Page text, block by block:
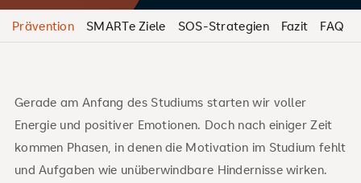
Prävention SMARTe Ziele SOS-Strategien Fazit FAQ
Gerade am Anfang des Studiums starten wir voller
Energie und positiver Emotionen. Doch nach einiger Zeit
kommen Phasen, in denen die Motivation im Studium fehlt
und Aufgaben wie unüberwindbare Hindernisse wirken.